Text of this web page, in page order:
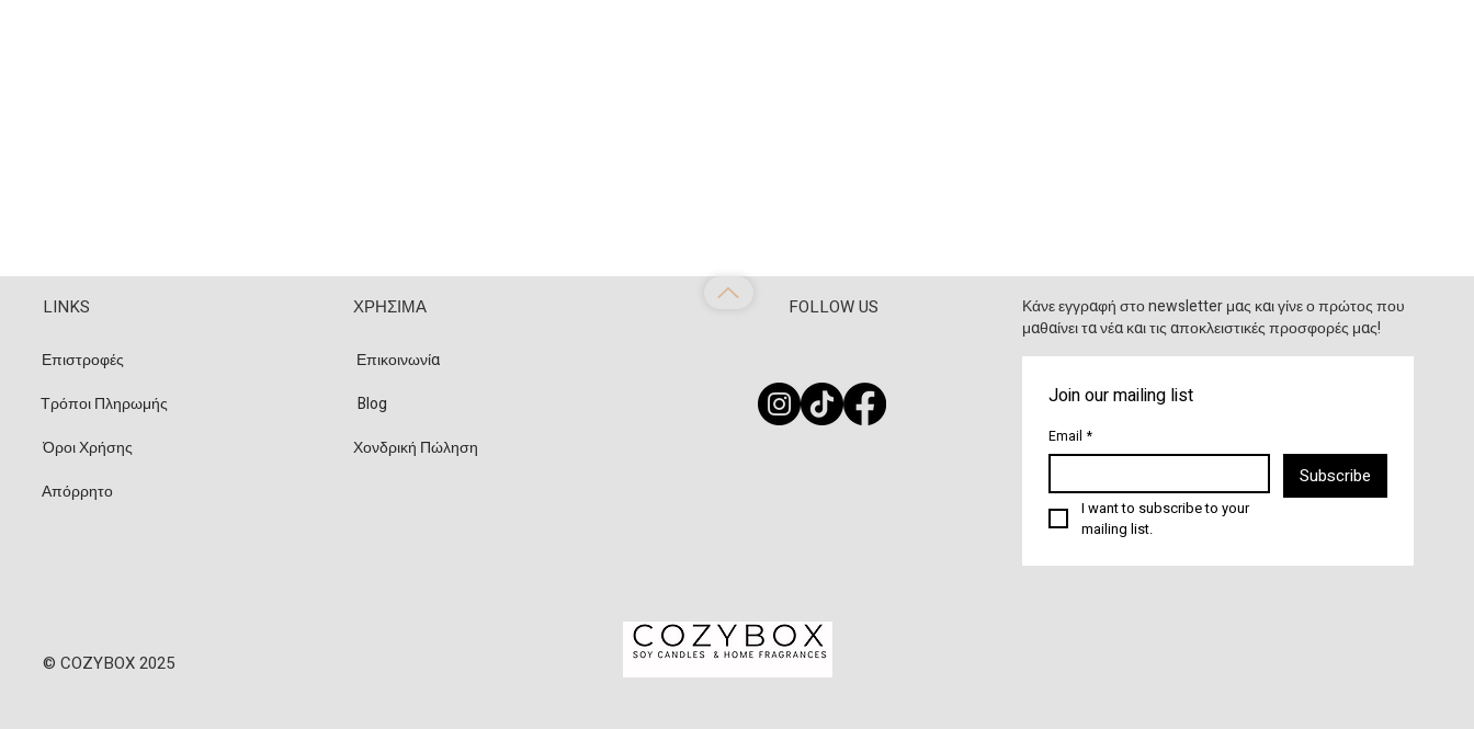
LINKS
Επιστροφές
Τρόποι Πληρωμής
Όροι Χρήσης
ΧΡΗΣΙΜΑ
Επικοινωνία
Blog
Χονδρική Πώληση
Απόρρητο
FOLLOW US
Κάνε εγγραφή στο newsletter μας και γίνε ο πρώτος που
μαθαίνει τα νέα και τις αποκλειστικές προσφορές μας!
Join our mailing list
Email *
Subscribe
I want to subscribe to your
mailing list.
© COZYBOX 2025